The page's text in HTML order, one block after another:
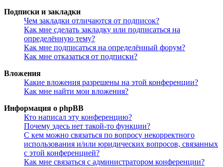
Подписки и закладки
Чем закладки отличаются от подписок?
Как мне сделать закладку или подписаться на
определённую тему?
Как мне подписаться на определённый форум?
Как мне отказаться от подписки?
Вложения
Какие вложения разрешены на этой конференции?
Как мне найти мои вложения?
Информация о phpBB
Кто написал эту конференцию?
Почему здесь нет такой-то функции?
С кем можно связаться по вопросу некорректного
использования и/или юридических вопросов, связанных
с этой конференцией?
Как мне связаться с администратором конференции?